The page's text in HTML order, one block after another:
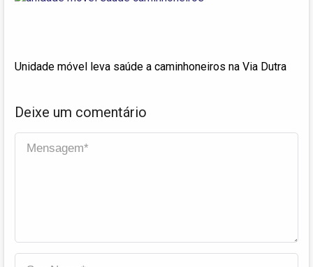
Unidade móvel leva saúde a caminhoneiros na Via Dutra
Deixe um comentário